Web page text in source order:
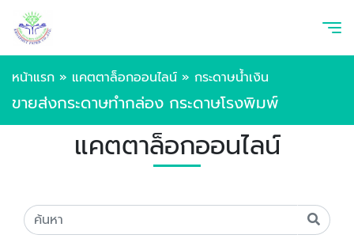
หน้าแรก » แคตตาล็อกออนไลน์ » กระดาษน้ำเงิน
ขายส่งกระดาษทำกล่อง กระดาษโรงพิมพ์
แคตตาล็อกออนไลน์